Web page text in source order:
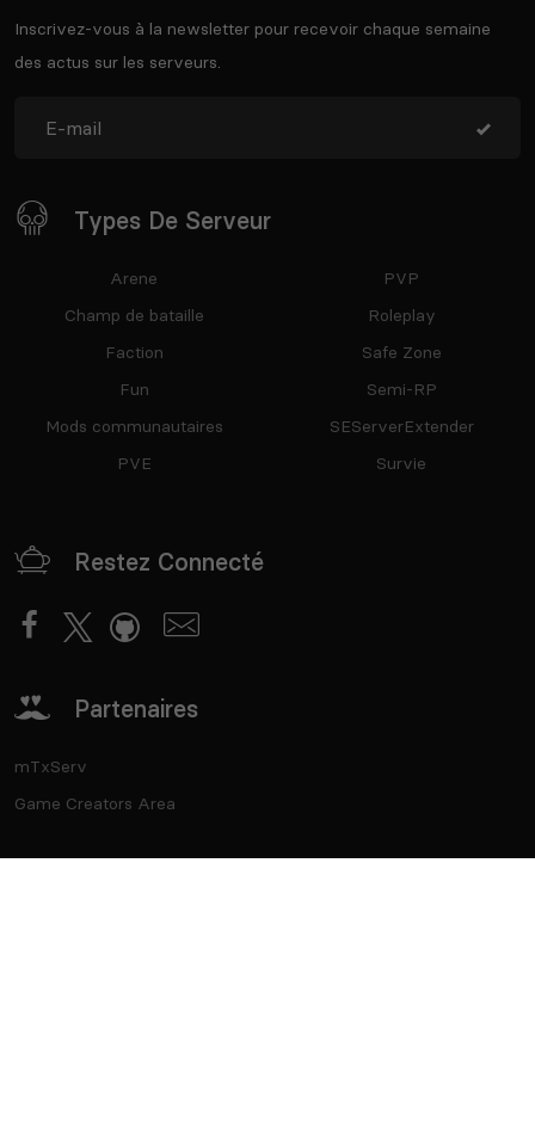
Inscrivez-vous à la newsletter pour recevoir chaque semaine
des actus sur les serveurs.
Types De Serveur
Arene
Champ de bataille
Faction
Fun
Mods communautaires
PVE
PVP
Roleplay
Safe Zone
Semi-RP
SEServerExtender
Survie
Restez Connecté
Partenaires
mTxServ
Game Creators Area